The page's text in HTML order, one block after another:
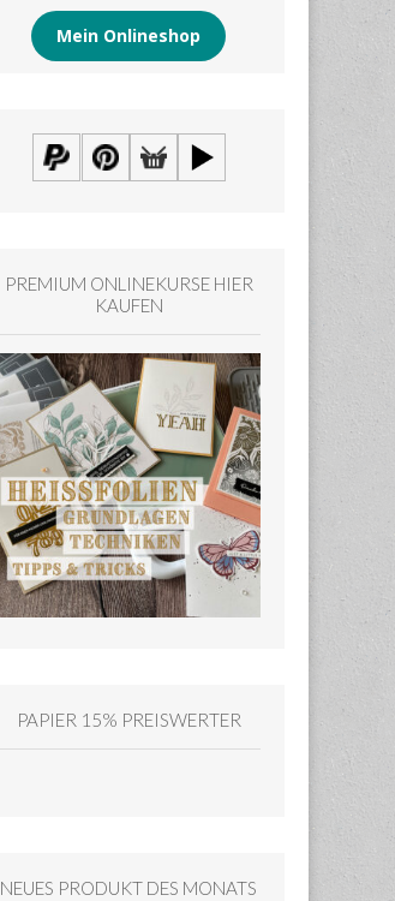
Mein Onlineshop
PREMIUM ONLINEKURSE HIER
KAUFEN
PAPIER 15% PREISWERTER
NEUES PRODUKT DES MONATS